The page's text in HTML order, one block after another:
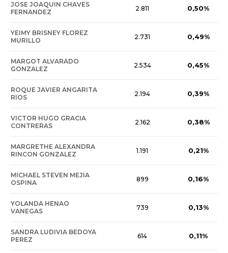
JOSE JOAQUIN CHAVES
FERNANDEZ
2.811 0,50%
YEIMY BRISNEY FLOREZ
MURILLO
2.731 0,49%
MARGOT ALVARADO
GONZALEZ
2.534 0,45%
ROQUE JAVIER ANGARITA
RIOS
2.194 0,39%
VICTOR HUGO GRACIA
CONTRERAS
2.162 0,38%
MARGRETHE ALEXANDRA
RINCON GONZALEZ
1.191 0,21%
MICHAEL STEVEN MEJIA
OSPINA
899 0,16%
YOLANDA HENAO
VANEGAS
739 0,13%
SANDRA LUDIVIA BEDOYA
PEREZ
614 0,11%